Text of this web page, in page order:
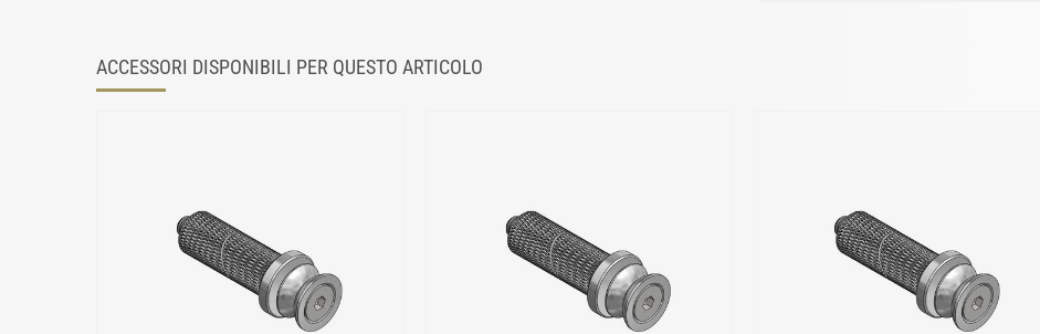
ACCESSORI DISPONIBILI PER QUESTO ARTICOLO